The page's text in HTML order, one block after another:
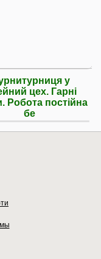
у
цех. Гарні
Робота постійна
бе